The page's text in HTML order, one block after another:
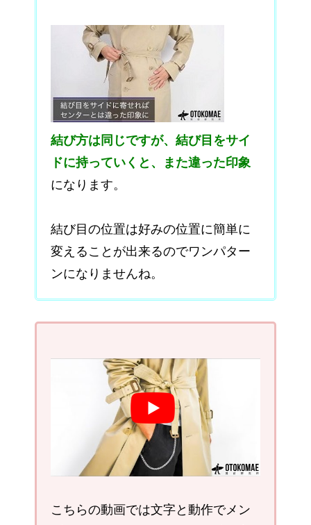
結び方は同じですが、結び目をサイ
ドに持っていくと、また違った印象
になります。
結び目の位置は好みの位置に簡単に
変えることが出来るのでワンパター
ンになりませんね。
こちらの動画では文字と動作でメン